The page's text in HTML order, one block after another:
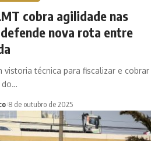
cobra agilidade nas
nova rota entre
vistoria técnica para fiscalizar e cobrar
do…
8 de outubro de 2025